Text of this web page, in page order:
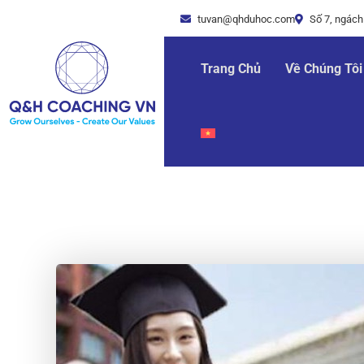
tuvan@qhduhoc.com Số 7,
Trang Chủ Về Chúng Tôi